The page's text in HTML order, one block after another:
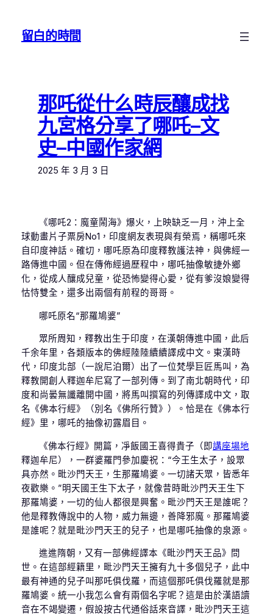
留白的時間
那吒從什么時辰釀成找
九宮格分享了哪吒–文
史–中國作家網
2025 年 3 月 3 日
《哪吒2：魔童鬧海》爆火，上映缺乏一月，沖上全
球動畫片子票房No1，印度網友表現與有榮焉，稱哪吒來
自印度神話。確切，哪吒原為印度釋教護法神，與佛經一
路傳進中國。但在傳佈經過歷程中，哪吒抽像敏捷外鄉
化，從成人釀成兒童，從恐怖變得心愛，從有爹沒娘變得
怙恃雙全，還多出兩個有前程的哥哥。
哪吒原名“那羅鳩婆”
眾所周知，釋教出生于印度，在漢朝傳進中國，此后
千余年里，各類版本的佛經陸陸續續譯成中文。東漢時
代，印度北部（一說尼泊爾）出了一位梵學巨匠馬叫，為
釋教開創人釋迦牟尼寫了一部列傳。到了南北朝時代，印
度和尚曇無讖離開中國，將馬叫撰寫的列傳譯成中文，取
名《佛本行經》（別名《佛所行贊》）。恰是在《佛本行
經》里，哪吒的抽像初露眉目。
《佛本行經》開篇，凈飯國王喜得貴子（即講座場地
釋迦牟尼），一群婆羅門參加慶祝：“今王生太子，設眾
具亦然。毗沙門天王，生那羅鳩婆。一切諸天眾，皆悉年
夜歡樂。”明天國王生下太子，就像昔時毗沙門天王生下
那羅鳩婆，一切的仙人都很是興奮。毗沙門天王是誰呢？
他是釋教傳說中的人物，威力無邊，善降邪魔。那羅鳩婆
是誰呢？就是毗沙門天王的兒子，也是哪吒抽像的泉源。
進進隋朝，又有一部佛經譯本《毗沙門天王品》問
世。在這部經籍里，毗沙門天王擁有九十多個兒子，此中
最有神通的兒子叫那吒俱伐羅，而這個那吒俱伐羅就是那
羅鳩婆。統一小我怎么會有兩個名字呢？這是由於漢語讀
音在不竭變遷，假設按古代通俗話來音譯，毗沙門天王這